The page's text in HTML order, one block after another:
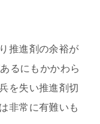
推進剤の余裕が
るにもかかわら
を失い推進剤切
非常に有難いも